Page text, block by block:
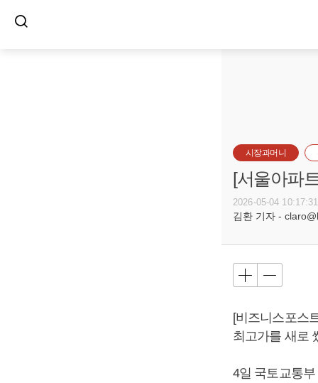
시장과머니
[서울아파
2026-05-04 10:17:31
김환 기자 -
[비즈니스포스
최고가를 새로
4일 국토교통